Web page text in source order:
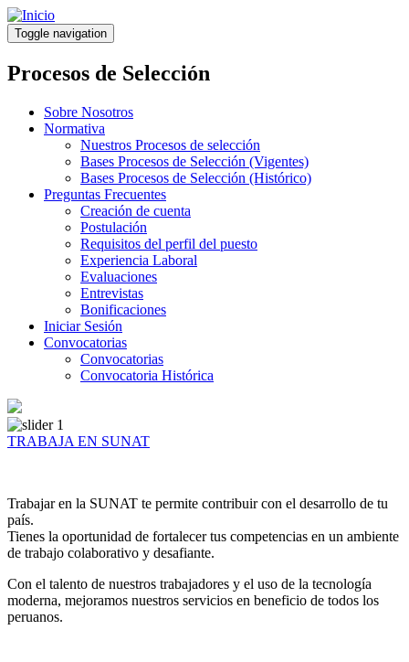
Pasar
al
contenido
principal
Toggle navigation
Procesos de Selección
Sobre Nosotros
Normativa
Nuestros Procesos de selección
Bases Procesos de Selección (Vigentes)
Bases Procesos de Selección (Histórico)
Preguntas Frecuentes
Creación de cuenta
Postulación
Requisitos del perfil del puesto
Experiencia Laboral
Evaluaciones
Entrevistas
Bonificaciones
Iniciar Sesión
Convocatorias
Convocatorias
Convocatoria Histórica
TRABAJA EN SUNAT
Trabajar en la SUNAT te permite contribuir con el desarrollo de tu
país.
Tienes la oportunidad de fortalecer tus competencias en un ambiente
de trabajo colaborativo y desafiante.
Con el talento de nuestros trabajadores y el uso de la tecnología
moderna, mejoramos nuestros servicios en beneficio de todos los
peruanos.